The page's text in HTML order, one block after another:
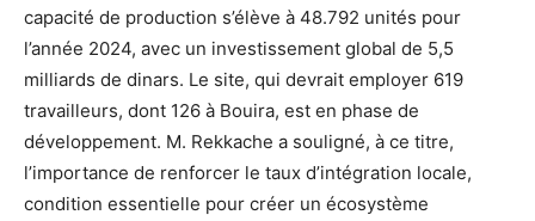
capacité de production s’élève à 48.792 unités pour
l’année 2024, avec un investissement global de 5,5
milliards de dinars. Le site, qui devrait employer 619
travailleurs, dont 126 à Bouira, est en phase de
développement. M. Rekkache a souligné, à ce titre,
l’importance de renforcer le taux d’intégration locale,
condition essentielle pour créer un écosystème